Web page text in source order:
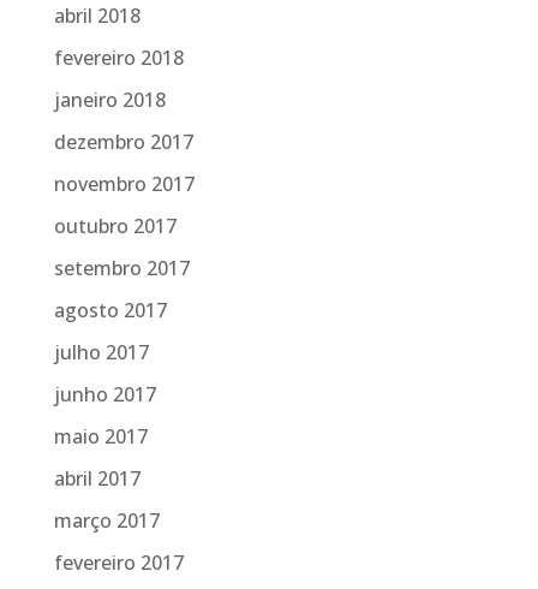
abril 2018
fevereiro 2018
janeiro 2018
dezembro 2017
novembro 2017
outubro 2017
setembro 2017
agosto 2017
julho 2017
junho 2017
maio 2017
abril 2017
março 2017
fevereiro 2017